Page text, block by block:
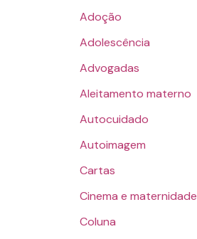
Adoção
Adolescência
Advogadas
Aleitamento materno
Autocuidado
Autoimagem
Cartas
Cinema e maternidade
Coluna